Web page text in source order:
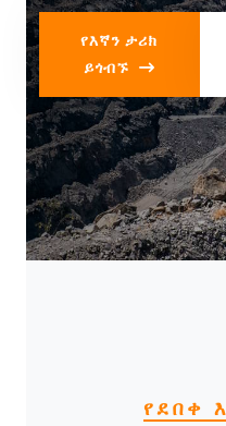
የእኛን ታሪክ
ይጎብኙ
የደበቀ